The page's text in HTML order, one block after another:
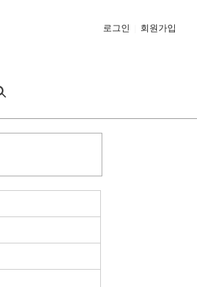
로그인 회원가입